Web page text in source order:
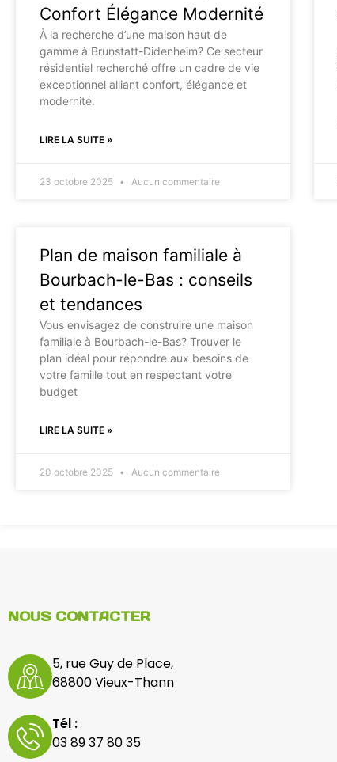
Confort Élégance Modernité
À la recherche d’une maison haut de
gamme à Brunstatt-Didenheim? Ce secteur
résidentiel recherché offre un cadre de vie
exceptionnel alliant confort, élégance et
modernité.
LIRE LA SUITE »
23 octobre 2025 Aucun commentaire
Plan de maison familiale à
Bourbach-le-Bas : conseils
et tendances
Vous envisagez de construire une maison
familiale à Bourbach-le-Bas? Trouver le
plan idéal pour répondre aux besoins de
votre famille tout en respectant votre
budget
LIRE LA SUITE »
20 octobre 2025 Aucun commentaire
NOUS CONTACTER
5, rue Guy de Place,
68800 Vieux-Thann
Tél :
03 89 37 80 35